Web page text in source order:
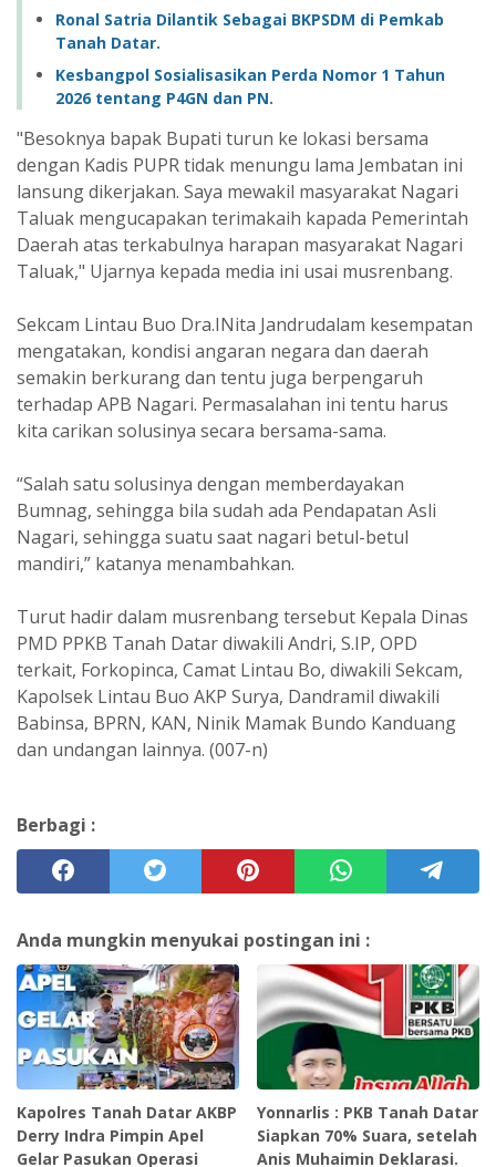
Ronal Satria Dilantik Sebagai BKPSDM di Pemkab
Tanah Datar.
Kesbangpol Sosialisasikan Perda Nomor 1 Tahun
2026 tentang P4GN dan PN.
"Besoknya bapak Bupati turun ke lokasi bersama
dengan Kadis PUPR tidak menungu lama Jembatan ini
lansung dikerjakan. Saya mewakil masyarakat Nagari
Taluak mengucapakan terimakaih kapada Pemerintah
Daerah atas terkabulnya harapan masyarakat Nagari
Taluak," Ujarnya kepada media ini usai musrenbang.
Sekcam Lintau Buo Dra.INita Jandrudalam kesempatan
mengatakan, kondisi angaran negara dan daerah
semakin berkurang dan tentu juga berpengaruh
terhadap APB Nagari. Permasalahan ini tentu harus
kita carikan solusinya secara bersama-sama.
“Salah satu solusinya dengan memberdayakan
Bumnag, sehingga bila sudah ada Pendapatan Asli
Nagari, sehingga suatu saat nagari betul-betul
mandiri,” katanya menambahkan.
Turut hadir dalam musrenbang tersebut Kepala Dinas
PMD PPKB Tanah Datar diwakili Andri, S.IP, OPD
terkait, Forkopinca, Camat Lintau Bo, diwakili Sekcam,
Kapolsek Lintau Buo AKP Surya, Dandramil diwakili
Babinsa, BPRN, KAN, Ninik Mamak Bundo Kanduang
dan undangan lainnya. (007-n)
Berbagi :
Anda mungkin menyukai postingan ini :
Kapolres Tanah Datar AKBP
Derry Indra Pimpin Apel
Gelar Pasukan Operasi
Yonnarlis : PKB Tanah Datar
Siapkan 70% Suara, setelah
Anis Muhaimin Deklarasi.